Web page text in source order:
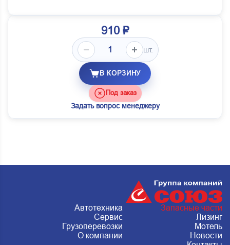
910 ₽
шт.
В КОРЗИНУ
Под заказ
Задать вопрос менеджеру
Автотехника
Запасные части
Сервис
Лизинг
Грузоперевозки
Мотель
О компании
Новости